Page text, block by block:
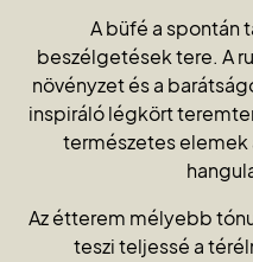
A büfé a spontán
beszélgetések tere. A
növényzet és a
inspiráló légkört
természetes elemek
Az étterem mélyebb
teszi teljessé a